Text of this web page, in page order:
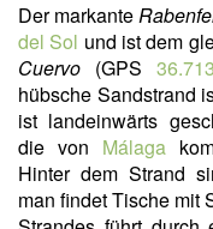
Der markante
del Sol und ist dem
Cuervo (GPS
hübsche Sandstrand
ist landeinwärts
die von Málaga
Hinter dem Strand
man findet Tische mit